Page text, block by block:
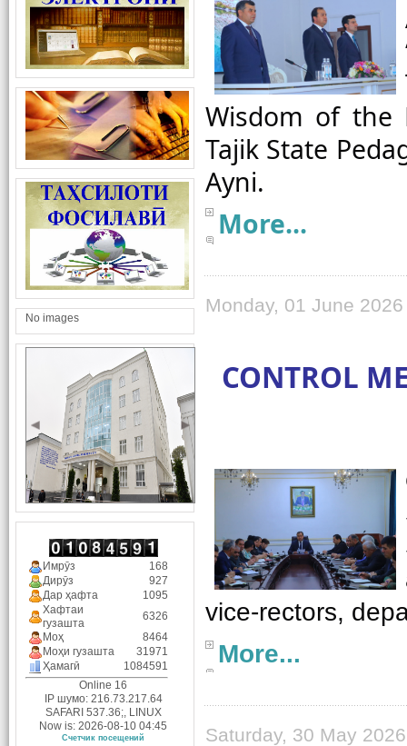
No images
Имрӯз
168
Дирӯз
927
Дар ҳафта
1095
Хафтаи
гузашта
6326
Моҳ
8464
Моҳи гузашта
31971
Ҳамагӣ
1084591
Online 16
IP шумо: 216.73.217.64
SAFARI 537.36;, LINUX
Now is: 2026-08-10 04:45
Счетчик посещений
Wisdom of the
Tajik State
More...
Monday, 01 June
CONTROL
More...
Saturday, 30 May